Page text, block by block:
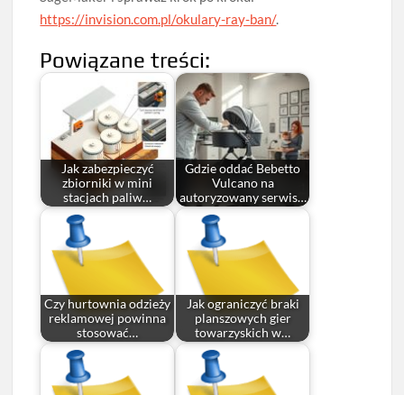
https://invision.com.pl/okulary-ray-ban/.
Powiązane treści:
Jak zabezpieczyć
zbiorniki w mini
stacjach paliw…
Gdzie oddać Bebetto
Vulcano na
autoryzowany serwis…
Czy hurtownia odzieży
reklamowej powinna
stosować…
Jak ograniczyć braki
planszowych gier
towarzyskich w…